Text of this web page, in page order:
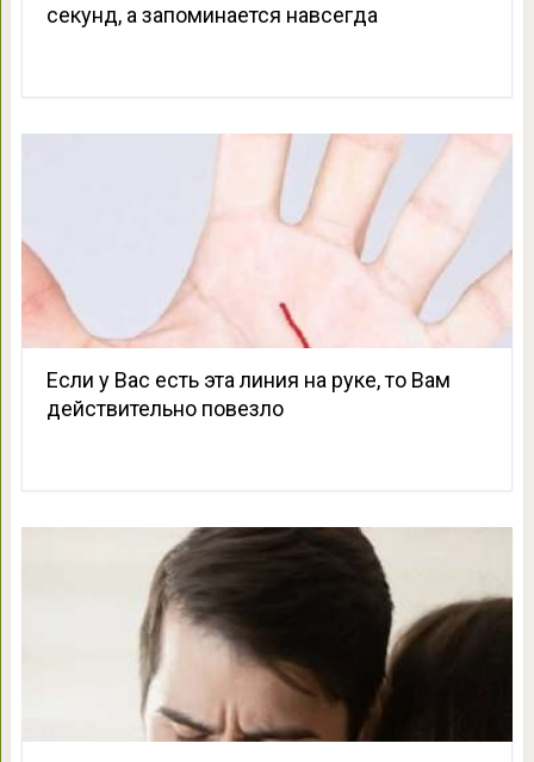
секунд, а запоминается навсегда
Если у Вас есть эта линия на руке, то Вам
действительно повезло